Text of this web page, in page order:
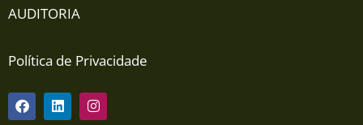
AUDITORIA
Política de Privacidade